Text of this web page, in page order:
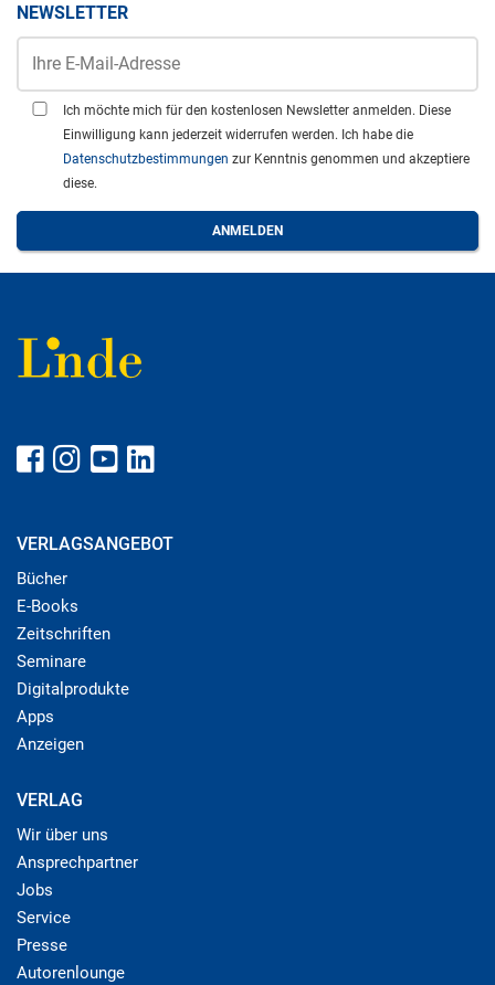
NEWSLETTER
Ich möchte mich für den kostenlosen Newsletter anmelden. Diese
Einwilligung kann jederzeit widerrufen werden. Ich habe die
Datenschutzbestimmungen zur Kenntnis genommen und akzeptiere
diese.
VERLAGSANGEBOT
Bücher
E-Books
Zeitschriften
Seminare
Digitalprodukte
Apps
Anzeigen
VERLAG
Wir über uns
Ansprechpartner
Jobs
Service
Presse
Autorenlounge